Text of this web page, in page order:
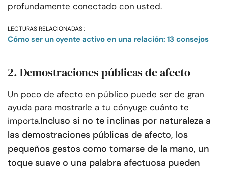
profundamente conectado con usted.
LECTURAS RELACIONADAS :
Cómo ser un oyente activo en una relación: 13 consejos
2. Demostraciones públicas de afecto
Un poco de afecto en público puede ser de gran
ayuda para mostrarle a tu cónyuge cuánto te
importa.Incluso si no te inclinas por naturaleza a
las demostraciones públicas de afecto, los
pequeños gestos como tomarse de la mano, un
toque suave o una palabra afectuosa pueden